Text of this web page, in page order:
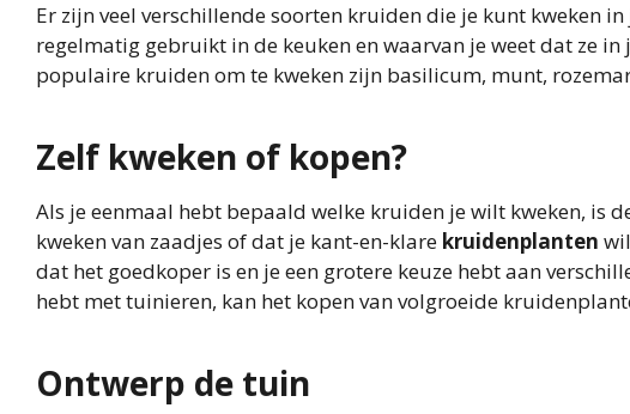
Er zijn veel verschillende soorten kruiden die je kunt kweken
regelmatig gebruikt in de keuken en waarvan je weet dat ze
populaire kruiden om te kweken zijn basilicum, munt,
Zelf kweken of kopen?
Als je eenmaal hebt bepaald welke kruiden je wilt kweken, is
kweken van zaadjes of dat je kant-en-klare kruidenplanten
dat het goedkoper is en je een grotere keuze hebt aan
hebt met tuinieren, kan het kopen van volgroeide
Ontwerp de tuin